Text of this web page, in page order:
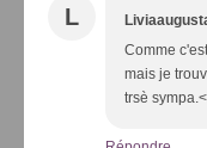
L
Comme
mais je
trsè